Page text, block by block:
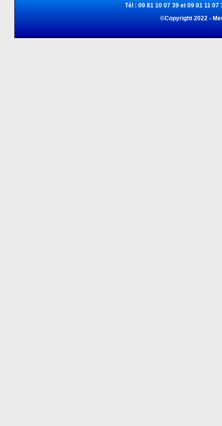
Tél : 09 81 10 07 39 et 09 81 11
©Copyright 2022 -